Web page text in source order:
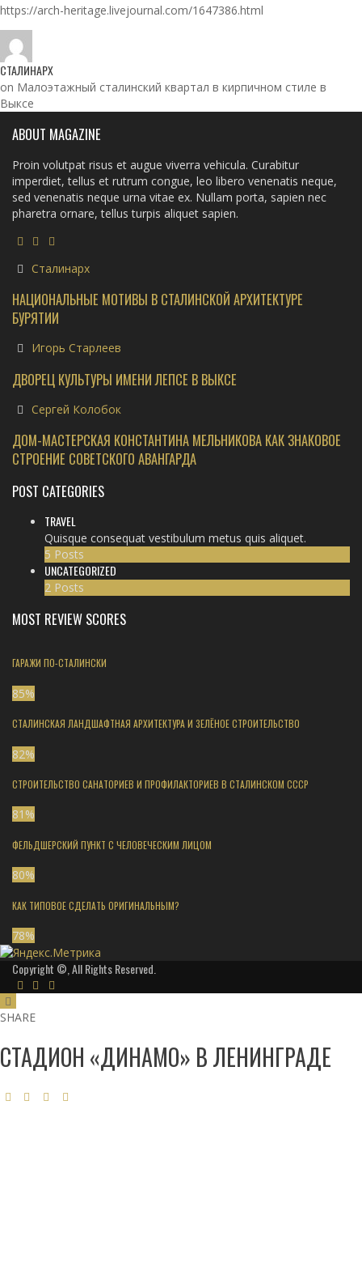
https://arch-heritage.livejournal.com/1647386.html
СТАЛИНАРХ
on Малоэтажный сталинский квартал в кирпичном стиле в
Выксе
ABOUT MAGAZINE
Proin volutpat risus et augue viverra vehicula. Curabitur
imperdiet, tellus et rutrum congue, leo libero venenatis neque,
sed venenatis neque urna vitae ex. Nullam porta, sapien nec
pharetra ornare, tellus turpis aliquet sapien.
Сталинарх
НАЦИОНАЛЬНЫЕ МОТИВЫ В СТАЛИНСКОЙ АРХИТЕКТУРЕ
БУРЯТИИ
Игорь Старлеев
ДВОРЕЦ КУЛЬТУРЫ ИМЕНИ ЛЕПСЕ В ВЫКСЕ
Сергей Колобок
ДОМ-МАСТЕРСКАЯ КОНСТАНТИНА МЕЛЬНИКОВА КАК ЗНАКОВОЕ
СТРОЕНИЕ СОВЕТСКОГО АВАНГАРДА
POST CATEGORIES
TRAVEL
Quisque consequat vestibulum metus quis aliquet.
5 Posts
UNCATEGORIZED
2 Posts
MOST REVIEW SCORES
ГАРАЖИ ПО-СТАЛИНСКИ
85%
СТАЛИНСКАЯ ЛАНДШАФТНАЯ АРХИТЕКТУРА И ЗЕЛЁНОЕ СТРОИТЕЛЬСТВО
82%
СТРОИТЕЛЬСТВО САНАТОРИЕВ И ПРОФИЛАКТОРИЕВ В СТАЛИНСКОМ СССР
81 %
ФЕЛЬДШЕРСКИЙ ПУНКТ С ЧЕЛОВЕЧЕСКИМ ЛИЦОМ
80%
КАК ТИПОВОЕ СДЕЛАТЬ ОРИГИНАЛЬНЫМ?
78%
Copyright ©, All Rights Reserved.
SHARE
СТАДИОН «ДИНАМО» В ЛЕНИНГРАДЕ